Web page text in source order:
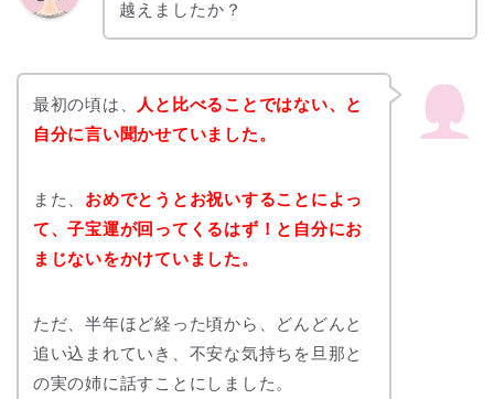
越えましたか？
最初の頃は、 人と比べることではない、と
自分に言い聞かせていました。
また、 おめでとうとお祝いすることによっ
て、子宝運が回ってくるはず！と自分にお
まじないをかけていました。
ただ、半年ほど経った頃から、どんどんと
追い込まれていき、不安な気持ちを旦那と
の実の姉に話すことにしました。